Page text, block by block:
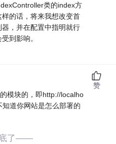
类的index方
的话，将来我想改变首
，并在配置中指明就行
到影响。
模块的，即http://localho
道你网站是怎么部署的
赞
了——